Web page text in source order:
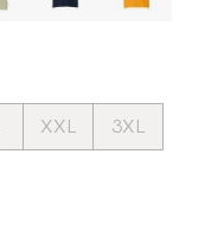
XXL
3XL